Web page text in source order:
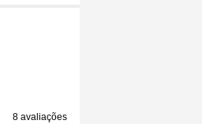
8 avaliações